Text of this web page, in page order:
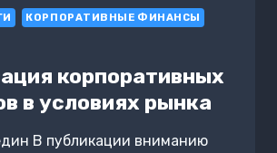
КОРПОРАТИВНЫЕ ФИНАНСЫ
корпоративных
в условиях рынка
В публикации вниманию